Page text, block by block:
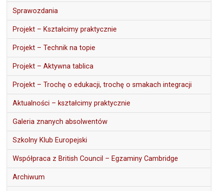
Sprawozdania
Projekt – Kształcimy praktycznie
Projekt – Technik na topie
Projekt – Aktywna tablica
Projekt – Trochę o edukacji, trochę o smakach integracji
Aktualności – kształcimy praktycznie
Galeria znanych absolwentów
Szkolny Klub Europejski
Współpraca z British Council – Egzaminy Cambridge
Archiwum